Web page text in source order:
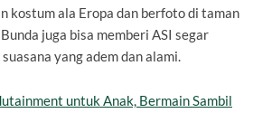
kostum ala Eropa dan berfoto di taman
juga bisa memberi ASI segar
yang adem dan alami.
untuk Anak, Bermain Sambil